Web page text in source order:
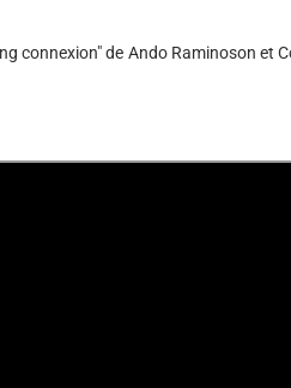
connexion" de Ando Raminoson et